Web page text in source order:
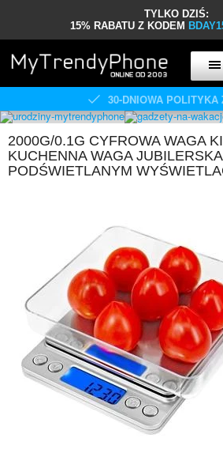
TYLKO DZIŚ:
15% RABATU Z KODEM
30-DNIOWA POLITYKA
2000G/0.1G CYFROWA WAGA
KUCHENNA WAGA
PODŚWIETLANYM